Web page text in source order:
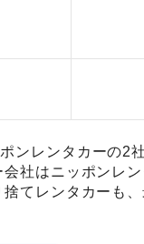
ンレンタカーの2
社はニッポンレ
てレンタカーも